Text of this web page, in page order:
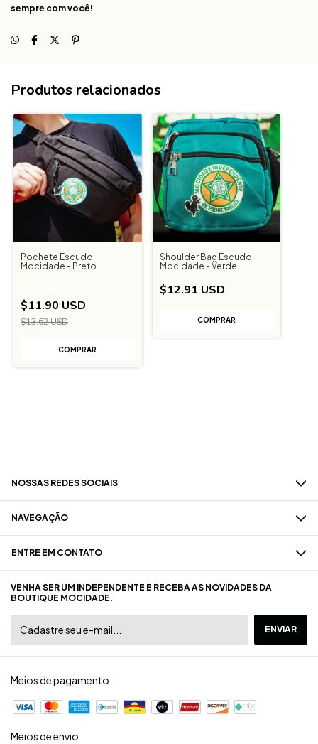
sempre com você!
Produtos relacionados
Pochete Escudo
Mocidade - Preto
$11.90 USD
$13.62 USD
Shoulder Bag Escudo
Mocidade - Verde
$12.91 USD
NOSSAS REDES SOCIAIS
NAVEGAÇÃO
ENTRE EM CONTATO
VENHA SER UM INDEPENDENTE E RECEBA AS NOVIDADES DA
BOUTIQUE MOCIDADE.
Meios de pagamento
Meios de envio